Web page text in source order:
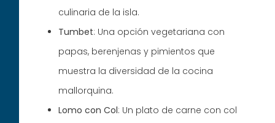
culinaria de la isla.
Tumbet: Una opción vegetariana con
papas, berenjenas y pimientos que
muestra la diversidad de la cocina
mallorquina.
Lomo con Col: Un plato de carne con col